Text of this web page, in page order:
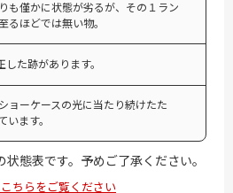
も僅かに状態が劣るが、その１ラン
るほどでは無い物。
した跡があります。
ョーケースの光に当たり続けたた
います。
態表です。予めご了承ください。
ちらをご覧ください